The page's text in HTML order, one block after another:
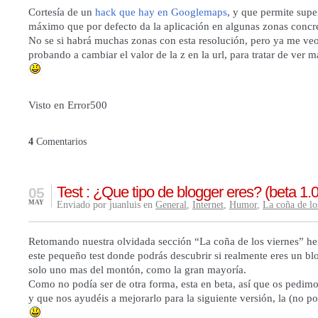
Cortesía de un hack que hay en Googlemaps, y que permite
máximo que por defecto da la aplicación en algunas zonas
No se si habrá muchas zonas con esta resolución, pero ya me
probando a cambiar el valor de la z en la url, para tratar de ver
Visto en Error500
4 Comentarios
Test : ¿Que tipo de blogger eres? (beta
05
MAY Enviado por juanluis en General, Internet, Humor, La coña de
Retomando nuestra olvidada sección “La coña de los viernes”
este pequeño test donde podrás descubrir si realmente eres un
solo uno mas del montón, como la gran mayoría.
Como no podía ser de otra forma, esta en beta, así que os
y que nos ayudéis a mejorarlo para la siguiente versión, la (no